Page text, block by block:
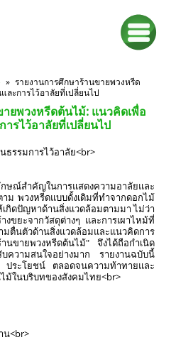
» รายงานการศึกษาร้านขายพวงหรีด
ะการไว้อาลัยที่เปลี่ยนไป
ยพวงหรีดต้นไม้: แนวคิดเพื่อ
รไว้อาลัยที่เปลี่ยนไป
ธรรมการไว้อาลัย<br>
ษณ์สำคัญในการแสดงความอาลัยและ
ม พวงหรีดแบบดั้งเดิมที่ทำจากดอกไม้
กิดปัญหาด้านสิ่งแวดล้อมตามมา ไม่ว่า
งขยะจากวัสดุต่างๆ และการเผาไหม้ที่
นตัวด้านสิ่งแวดล้อมและแนวคิดการ
นขายพวงหรีดต้นไม้" จึงได้ถือกำเนิด
บความสนใจอย่างมาก รายงานฉบับนี้
ระโยชน์ ตลอดจนความท้าทายและ
ม้ในบริบทของสังคมไทย<br>
น<br>